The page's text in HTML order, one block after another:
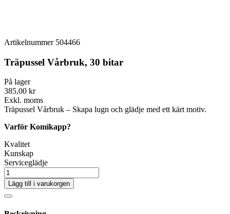
Artikelnummer 504466
Träpussel Vårbruk, 30 bitar
På lager
385,00 kr
Exkl. moms
Träpussel Vårbruk – Skapa lugn och glädje med ett kärt motiv.
Varför Komikapp?
Kvalitet
Kunskap
Serviceglädje
Lägg till i varukorgen